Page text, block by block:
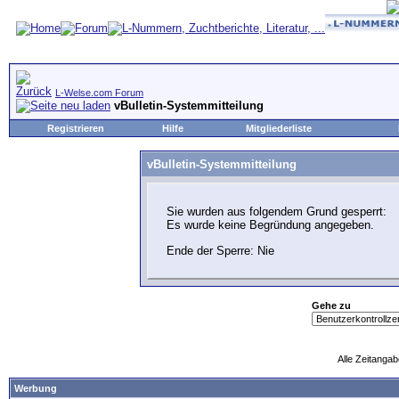
L-Welse.com Forum
vBulletin-Systemmitteilung
Registrieren Hilfe Mitgliederliste
vBulletin-Systemmitteilung
Sie wurden aus folgendem Grund gesperrt:
Es wurde keine Begründung angegeben.
Ende der Sperre: Nie
Gehe zu
Alle
Werbung